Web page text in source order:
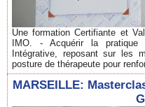
Une formation Certifiante et
IMO. - Acquérir la pratique
Intégrative, reposant sur les
posture de thérapeute pour
MARSEILLE: